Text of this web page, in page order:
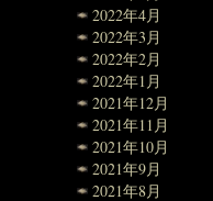
2022年4月
2022年3月
2022年2月
2022年1月
2021年12月
2021年11月
2021年10月
2021年9月
2021年8月